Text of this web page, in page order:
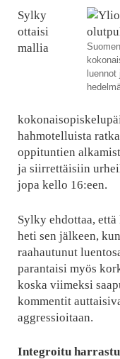
luennot
Sylky
ottaisi
mallia
hahmotelluista
oppituntien
ja siirrettäisiin
jopa kello 16:een.
Sylky ehdottaa,
heti sen jälkeen,
raahautunut
parantaisi myös
koska viimeksi
kommentit
aggressioitaan.
Integroitu